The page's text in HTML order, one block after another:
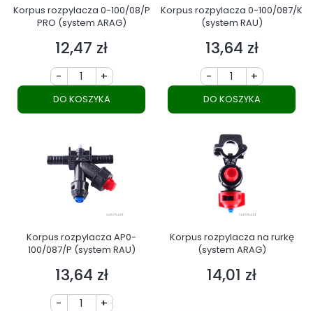
Korpus rozpylacza 0-100/08/P
PRO (system ARAG)
Cena
12,47 zł
- +
DO KOSZYKA
Korpus rozpylacza 0-100/087/K
(system RAU)
Cena
13,64 zł
- +
DO KOSZYKA
Korpus rozpylacza AP0-
100/087/P (system RAU)
Cena
13,64 zł
- +
Korpus rozpylacza na rurkę
(system ARAG)
Cena
14,01 zł